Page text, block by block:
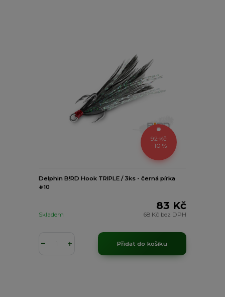
92 Kč
- 10 %
Delphin B!RD Hook TRIPLE / 3ks - černá pírka
#10
83 Kč
68 Kč bez DPH
Skladem
Přidat do košíku